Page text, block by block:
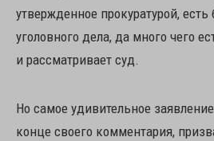
утвержденное прокуратурой, есть
уголовного дела, да много чего
и рассматривает суд.
Но самое удивительное
конце своего комментария,